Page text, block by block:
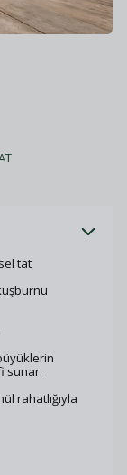
tat
sunar.
rahatlığıyla